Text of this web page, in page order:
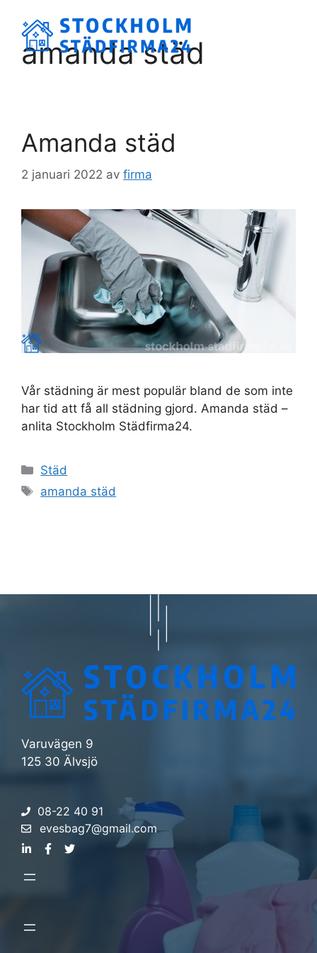
innehållamanda städ
Amanda städ
2 januari 2022 av firma
Vår städning är mest populär bland de som inte
har tid att få all städning gjord. Amanda städ –
anlita Stockholm Städfirma24.
Kategorier
Städ
Etiketter
amanda städ
Varuvägen 9
125 30 Älvsjö
08-22 40 91
evesbag7@gmail.com